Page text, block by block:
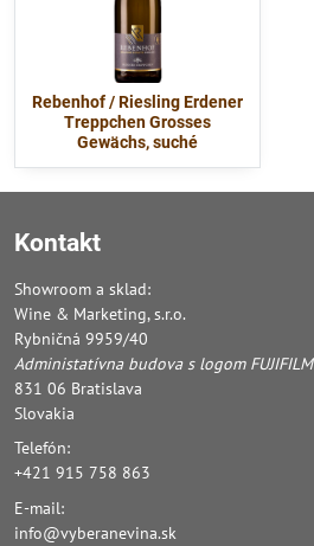
Rebenhof / Riesling Erdener
Treppchen Grosses
Gewächs, suché
Kontakt
Showroom a sklad:
Wine & Marketing, s.r.o.
Rybničná 9959/40
Administatívna budova s logom FUJIFILM
831 06 Bratislava
Slovakia
Telefón:
+421 915 758 863
E-mail:
info@vyberanevina.sk